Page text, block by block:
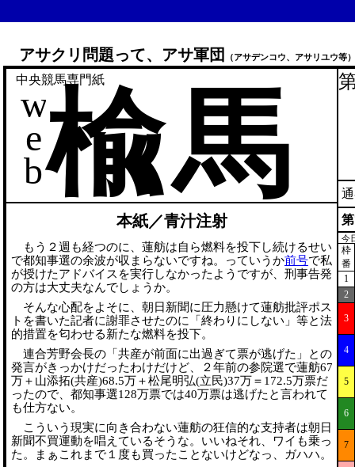
アサクリ問題って、アサ軍団 （アサデンコウ、アサリユウ等）
中央競馬専門紙
w
e
b楡馬
本紙／青汁注射
もう２週も経つのに、蓮舫は自ら燃料を投下し続けるせい
で都知事選の余波が収まらないですね。っていうか前号で私
が授けたアドバイスを実行しなかったようですが、刑事告発
の方は大丈夫なんでしょうか。
そんな心配をよそに、朝日新聞に圧力懸けて蓮舫批評ポス
トを書いた記者に謝罪させたのに「終わりにしない」等と法
的措置を匂わせる新たな燃料を投下。
連合芳野会長の「共産が前面に出過ぎて票が逃げた」との
発言がきっかけだったわけだけど、２年前の参院選で蓮舫67
万＋山添拓(共産)68.5万＋松尾明弘(立民)37万＝172.5万票だ
ったので、都知事選128万票では40万票は逃げたと言われて
も仕方ない。
こういう現実に向き合わない蓮舫の狂信的な支持者は朝日
新聞不買運動を唱えているそうな。いいねそれ、ワイも乗っ
た。まぁこれまで１度も買ったことないけどなっ、ガハハ。
今
枠
番
1
2
3
4
5
6
7